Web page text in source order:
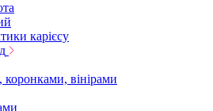
карієсу
коронками, вінірами